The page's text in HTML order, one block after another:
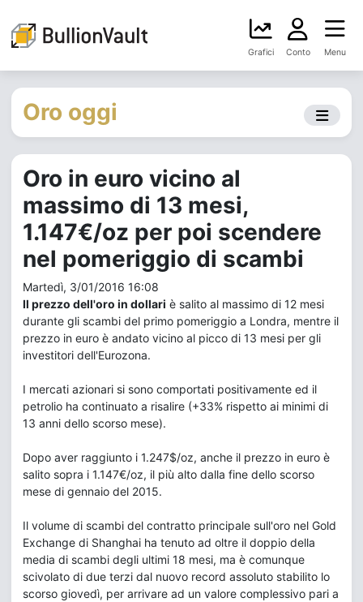
Grafici Conto Menu
Oro oggi
Oro in euro vicino al
massimo di 13 mesi,
1.147€/oz per poi scendere
nel pomeriggio di scambi
Martedì, 3/01/2016 16:08
Il prezzo dell'oro in dollari è salito al massimo di 12 mesi
durante gli scambi del primo pomeriggio a Londra, mentre il
prezzo in euro è andato vicino al picco di 13 mesi per gli
investitori dell'Eurozona.
I mercati azionari si sono comportati positivamente ed il
petrolio ha continuato a risalire (+33% rispetto ai minimi di
13 anni dello scorso mese).
Dopo aver raggiunto i 1.247$/oz, anche il prezzo in euro è
salito sopra i 1.147€/oz, il più alto dalla fine dello scorso
mese di gennaio del 2015.
Il volume di scambi del contratto principale sull'oro nel Gold
Exchange di Shanghai ha tenuto ad oltre il doppio della
media di scambi degli ultimi 18 mesi, ma è comunque
scivolato di due terzi dal nuovo record assoluto stabilito lo
scorso giovedì, per arrivare ad un valore complessivo pari a